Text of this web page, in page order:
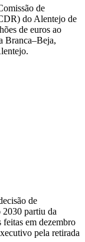
de
do Alentejo de
de euros ao
Branca–Beja,
de
2030 partiu da
em dezembro
pela retirada